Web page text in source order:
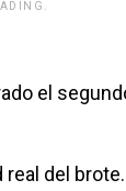
el
del